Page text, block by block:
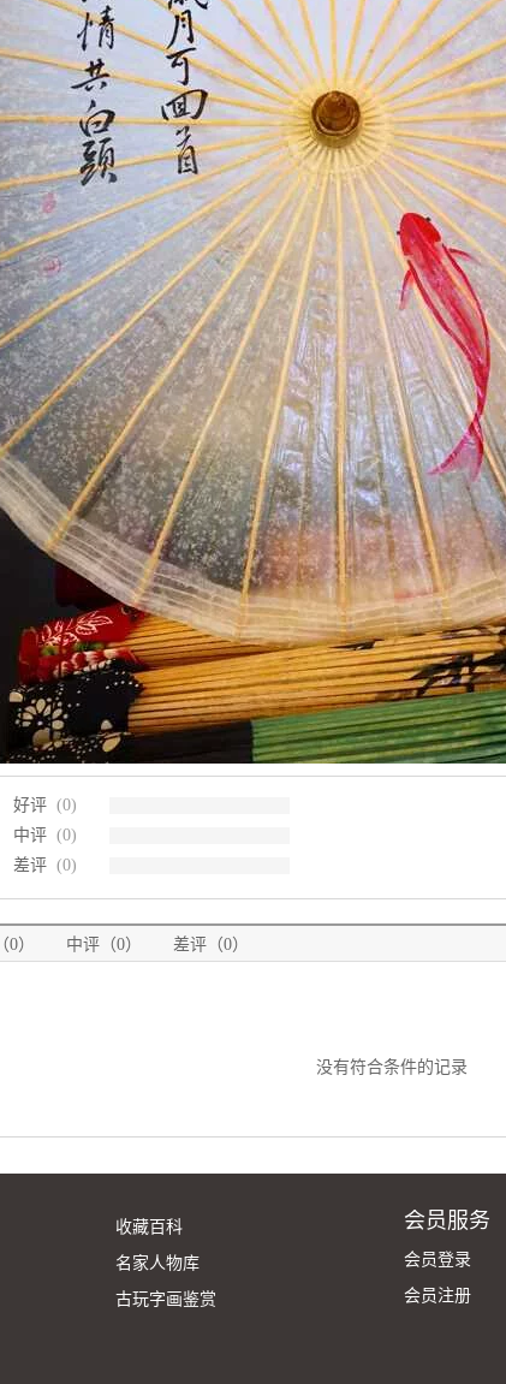
好评 (0)
中评 (0)
差评 (0)
0） 中评（0） 差评（0）
没有符合条件的记录
收藏百科
名家人物库
古玩字画鉴赏
会员服务
会员登录
会员注册